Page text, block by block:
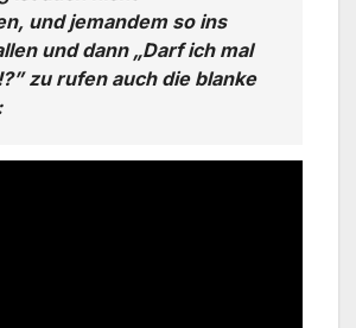
und jemandem so ins
und dann „Darf ich mal
zu rufen auch die blanke